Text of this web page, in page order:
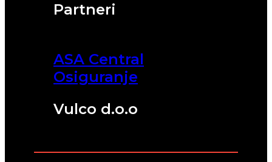
Partneri
ASA Central
Osiguranje
Vulco d.o.o